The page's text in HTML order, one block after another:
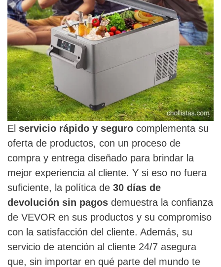
El servicio rápido y seguro complementa su
oferta de productos, con un proceso de
compra y entrega diseñado para brindar la
mejor experiencia al cliente. Y si eso no fuera
suficiente, la política de 30 días de
devolución sin pagos demuestra la confianza
de VEVOR en sus productos y su compromiso
con la satisfacción del cliente. Además, su
servicio de atención al cliente 24/7 asegura
que, sin importar en qué parte del mundo te